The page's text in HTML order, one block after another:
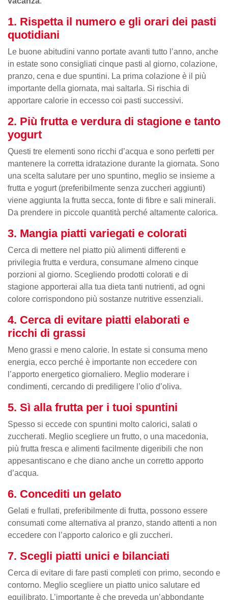
1. Rispetta il numero e gli orari dei pasti
quotidiani
Le buone abitudini vanno portate avanti tutto l’anno, anche
in estate sono consigliati cinque pasti al giorno, colazione,
pranzo, cena e due spuntini. La prima colazione è il più
importante della giornata, mai saltarla. Si rischia di
apportare calorie in eccesso coi pasti successivi.
2. Più frutta e verdura di stagione e tanto
yogurt
Questi tre elementi sono ricchi d’acqua e sono perfetti per
mantenere la corretta idratazione durante la giornata. Sono
una scelta salutare per uno spuntino, meglio se insieme a
frutta e yogurt (preferibilmente senza zuccheri aggiunti)
viene aggiunta la frutta secca, fonte di fibre e sali minerali.
Da prendere in piccole quantità perché altamente calorica.
3. Mangia piatti variegati e colorati
Cerca di mettere nel piatto più alimenti differenti e
privilegia frutta e verdura, consumane almeno cinque
porzioni al giorno. Scegliendo prodotti colorati e di
stagione apporterai alla tua dieta tanti nutrienti, ad ogni
colore corrispondono più sostanze nutritive essenziali.
4. Cerca di evitare piatti elaborati e
ricchi di grassi
Meno grassi e meno calorie. In estate si consuma meno
energia, ecco perché è importante non eccedere con
l’apporto energetico giornaliero. Meglio moderare i
condimenti, cercando di prediligere l’olio d’oliva.
5. Sì alla frutta per i tuoi spuntini
Spesso si eccede con spuntini molto calorici, salati o
zuccherati. Meglio scegliere un frutto, o una macedonia,
più frutta fresca e alimenti facilmente digeribili che non
appesantiscano e che diano anche un corretto apporto
d’acqua.
6. Concediti un gelato
Gelati e frullati, preferibilmente di frutta, possono essere
consumati come alternativa al pranzo, stando attenti a non
eccedere con l’apporto calorico e gli zuccheri.
7. Scegli piatti unici e bilanciati
Cerca di evitare di fare pasti completi con primo, secondo e
contorno. Meglio scegliere un piatto unico salutare ed
equilibrato. L’importante è che preveda un’abbondante